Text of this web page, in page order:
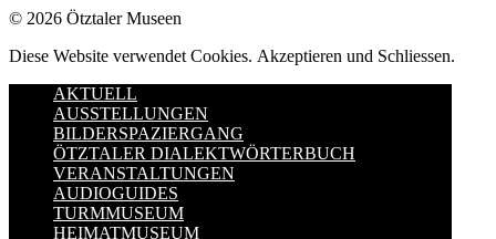
© 2026 Ötztaler Museen
Diese Website verwendet Cookies. Akzeptieren und Schliessen.
AKTUELL
AUSSTELLUNGEN
BILDERSPAZIERGANG
ÖTZTALER DIALEKTWÖRTERBUCH
VERANSTALTUNGEN
AUDIOGUIDES
TURMMUSEUM
HEIMATMUSEUM